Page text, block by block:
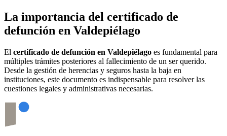
La importancia del certificado de
defunción en Valdepiélago
El certificado de defunción en Valdepiélago es fundamental para
múltiples trámites posteriores al fallecimiento de un ser querido.
Desde la gestión de herencias y seguros hasta la baja en
instituciones, este documento es indispensable para resolver las
cuestiones legales y administrativas necesarias.